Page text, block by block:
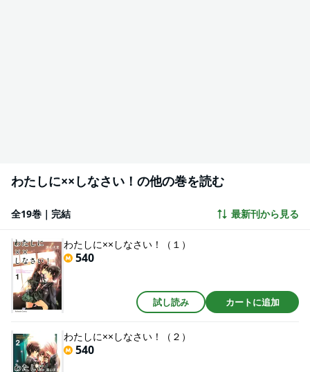
わたしに××しなさい！の他の巻を読む
全19巻｜完結 最新刊から見る
わたしに××しなさい！（１）
540
試し読み カートに追加
わたしに××しなさい！（２）
540